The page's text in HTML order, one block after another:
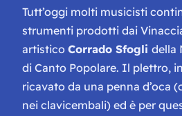
Tutt’oggi molti musicisti
strumenti prodotti dai
artistico Corrado Sfogli della
di Canto Popolare. Il plettro,
ricavato da una penna d’oca
nei clavicembali) ed è per